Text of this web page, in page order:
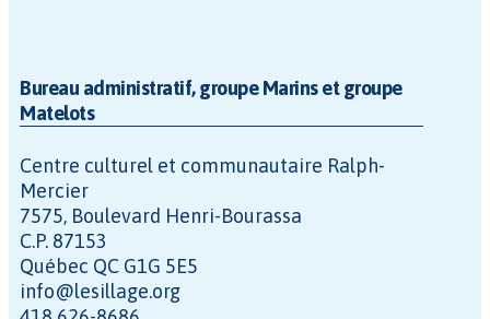
Bureau administratif, groupe Marins et groupe
Matelots
Centre culturel et communautaire Ralph-
Mercier
7575, Boulevard Henri-Bourassa
C.P. 87153
Québec QC G1G 5E5
info@lesillage.org